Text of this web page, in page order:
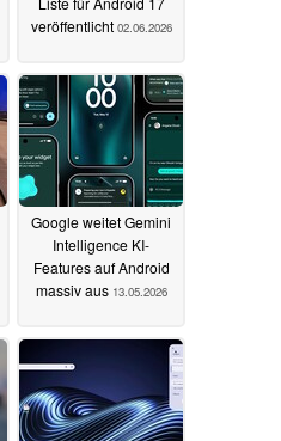
veröffentlicht 02.06.2026
Google weitet Gemini
Intelligence KI-
Features auf Android
massiv aus 13.05.2026